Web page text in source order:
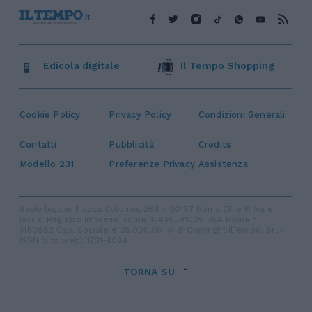
Cookie Policy Privacy Policy Condizioni Generali
Contatti Pubblicità
Credits
Modello 231
Preferenze Privacy Assistenza
Edicola digitale Il Tempo Shopping
TORNA SU